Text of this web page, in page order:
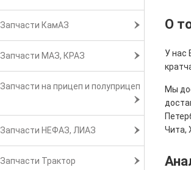
Запчасти КамАЗ
Запчасти МАЗ, КРАЗ
Запчасти на прицеп и полуприцеп
Запчасти НЕФАЗ, ЛИАЗ
Запчасти Трактор
О
У нас
Мы
Чита,